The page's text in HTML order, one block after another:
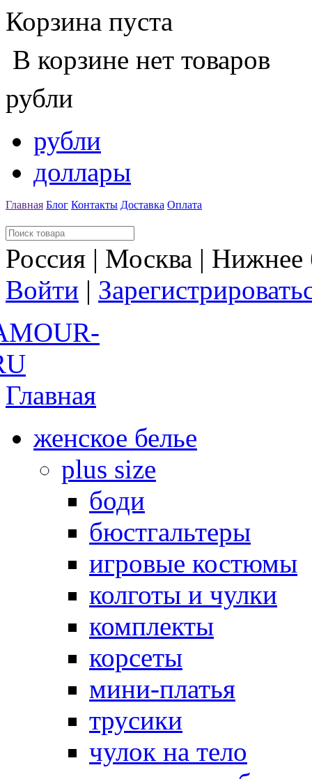
Корзина пуста
В корзине нет товаров
рубли
рубли
доллары
Главная Блог Контакты Доставка Оплата
Россия | Москва |
Войти |
Главная
женское белье
plus size
боди
бюстгальтеры
игровые костюмы
колготы и чулки
комплекты
корсеты
мини-платья
трусики
чулок на тело